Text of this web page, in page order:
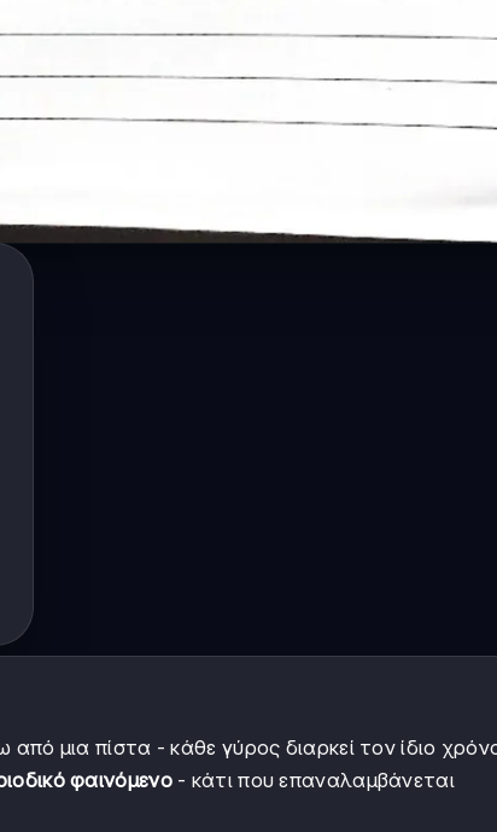
μια πίστα - κάθε γύρος διαρκεί τον ίδιο
φαινόμενο- κάτι που επαναλαμβάνεται